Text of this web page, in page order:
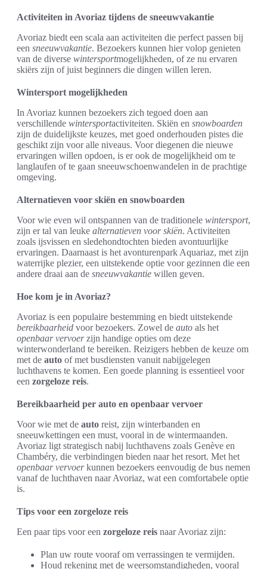
Activiteiten in Avoriaz tijdens de sneeuwvakantie
Avoriaz biedt een scala aan activiteiten die perfect passen bij
een sneeuwvakantie. Bezoekers kunnen hier volop genieten
van de diverse wintersportmogelijkheden, of ze nu ervaren
skiërs zijn of juist beginners die dingen willen leren.
Wintersport mogelijkheden
In Avoriaz kunnen bezoekers zich tegoed doen aan
verschillende wintersportactiviteiten. Skiën en snowboarden
zijn de duidelijkste keuzes, met goed onderhouden pistes die
geschikt zijn voor alle niveaus. Voor diegenen die nieuwe
ervaringen willen opdoen, is er ook de mogelijkheid om te
langlaufen of te gaan sneeuwschoenwandelen in de prachtige
omgeving.
Alternatieven voor skiën en snowboarden
Voor wie even wil ontspannen van de traditionele wintersport,
zijn er tal van leuke alternatieven voor skiën. Activiteiten
zoals ijsvissen en sledehondtochten bieden avontuurlijke
ervaringen. Daarnaast is het avonturenpark Aquariaz, met zijn
waterrijke plezier, een uitstekende optie voor gezinnen die een
andere draai aan de sneeuwvakantie willen geven.
Hoe kom je in Avoriaz?
Avoriaz is een populaire bestemming en biedt uitstekende
bereikbaarheid voor bezoekers. Zowel de auto als het
openbaar vervoerzijn handige opties om deze
winterwonderland te bereiken. Reizigers hebben de keuze om
met de auto of met busdiensten vanuit nabijgelegen
luchthavens te komen. Een goede planning is essentieel voor
een zorgeloze reis.
Bereikbaarheid per auto en openbaar vervoer
Voor wie met de auto reist, zijn winterbanden en
sneeuwkettingen een must, vooral in de wintermaanden.
Avoriaz ligt strategisch nabij luchthavens zoals Genève en
Chambéry, die verbindingen bieden naar het resort. Met het
openbaar vervoerkunnen bezoekers eenvoudig de bus nemen
vanaf de luchthaven naar Avoriaz, wat een comfortabele optie
is.
Tips voor een zorgeloze reis
Een paar tips voor een zorgeloze reis naar Avoriaz zijn:
Plan uw route vooraf om verrassingen te vermijden.
Houd rekening met de weersomstandigheden, vooral